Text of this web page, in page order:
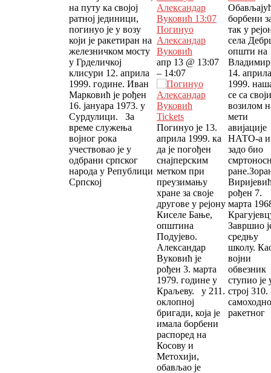
на путу ка својој
ратној јединици,
погинуо је у возу
који је ракетиран на
железничком мосту
у Грделичкој
клисури 12. априла
1999. године. Иван
Марковић је рођен
16. јануара 1973. у
Сурдулици. За
време служења
војног рока
учествовао је у
одбрани српског
народа у Републици
Српској
Александар
Вуковић 13:07
Погинуо
Александар
Вуковић
апр 13 @ 13:07
– 14:07
Tickets
Погинуо је 13.
априла 1999. ка
да је погођен
снајперским
метком при
преузимању
хране за своје
другове у рејону
Киселе Бање,
општина
Подујево.
Александар
Вуковић је
рођен 3. марта
1979. године у
Краљеву. у 211.
оклопној
бригади, која је
имала борбени
распоред на
Косову и
Метохији,
обављао је
борбени
так у
села
општи на
14. априла
1999.
се са
возилом
мети
авијације
НАТО-а и
задо био
рођен 7.
марта
Завршио
средњу
школу.
војни
обвезник
ступио је
строј 310.
ракетног